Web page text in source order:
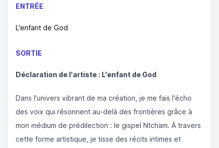
ENTRÉE
L'enfant de God
SORTIE
Déclaration de l'artiste : L'enfant de God
Dans l'univers vibrant de ma création, je me fais l'écho
des voix qui résonnent au-delà des frontières grâce à
mon médium de prédilection : le gispel Ntcham. À travers
cette forme artistique, je tisse des récits intimes et